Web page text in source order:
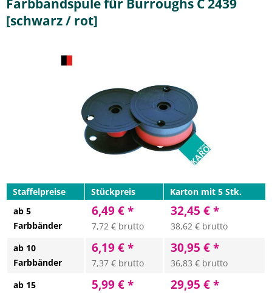
Farbbandspule für Burroughs C 2439
[schwarz / rot]
Staffelpreise Stückpreis
Karton mit 5 Stk.
ab 5
Farbbänder
6,49 € *
7,72 € brutto
32,45 € *
38,62 € brutto
ab 10
Farbbänder
6,19 € *
7,37 € brutto
30,95 € *
36,83 € brutto
ab 15
5,99 € * 29,95 € *